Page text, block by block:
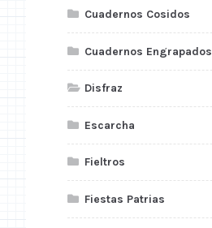
Cuadernos Cosidos
Cuadernos Engrapados
Disfraz
Escarcha
Fieltros
Fiestas Patrias